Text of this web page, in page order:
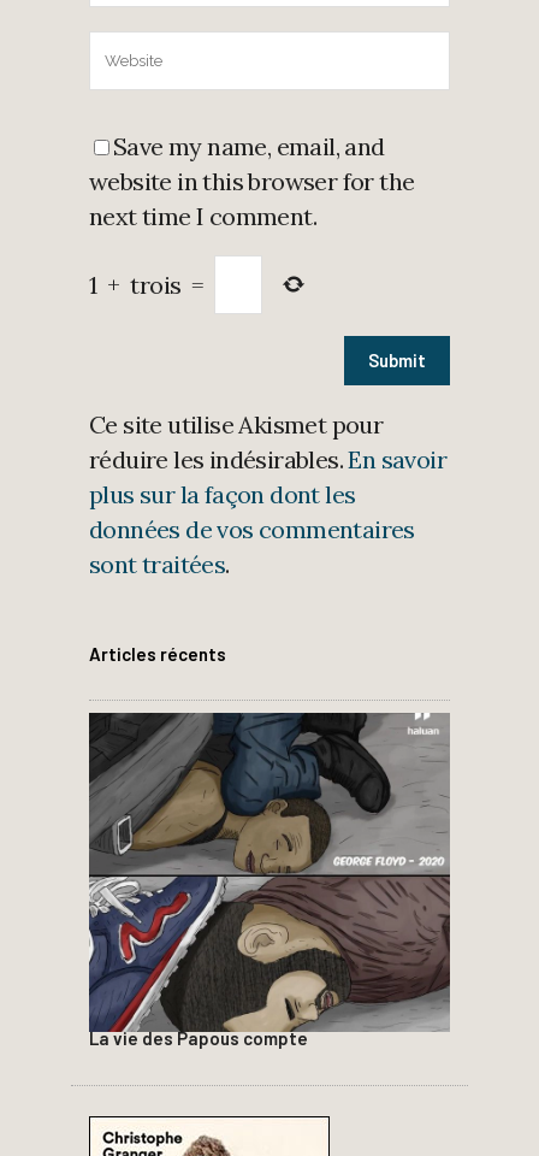
Save my name, email, and
website in this browser for the
next time I comment.
1 + trois =
Ce site utilise Akismet pour
réduire les indésirables.En savoir
plus sur la façon dont les
données de vos commentaires
sont traitées.
Articles récents
La vie des Papous compte